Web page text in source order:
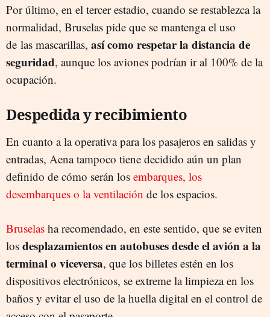
Por último, en el tercer estadio, cuando se restablezca la
normalidad, Bruselas pide que se mantenga el uso
de las mascarillas, así como respetar la distancia de
seguridad, aunque los aviones podrían ir al 100% de la
ocupación.
Despedida y recibimiento
En cuanto a la operativa para los pasajeros en salidas y
entradas, Aena tampoco tiene decidido aún un plan
definido de cómo serán los embarques, los
desembarques o la ventilación de los espacios.
Bruselas ha recomendado, en este sentido, que se eviten
los desplazamientos en autobuses desde el avión a la
terminal o viceversa, que los billetes estén en los
dispositivos electrónicos, se extreme la limpieza en los
baños y evitar el uso de la huella digital en el control de